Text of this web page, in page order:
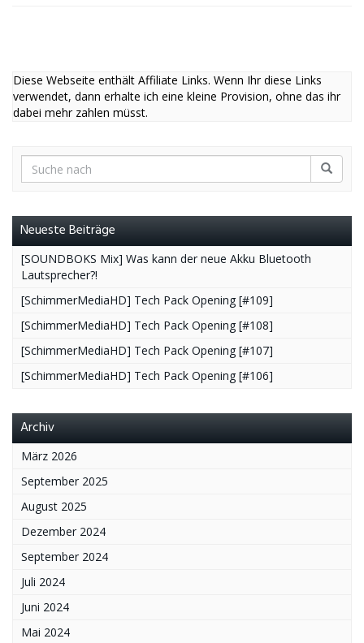
Diese Webseite enthält Affiliate Links. Wenn Ihr diese Links
verwendet, dann erhalte ich eine kleine Provision, ohne das ihr
dabei mehr zahlen müsst.
Neueste Beiträge
[SOUNDBOKS Mix] Was kann der neue Akku Bluetooth
Lautsprecher?!
[SchimmerMediaHD] Tech Pack Opening [#109]
[SchimmerMediaHD] Tech Pack Opening [#108]
[SchimmerMediaHD] Tech Pack Opening [#107]
[SchimmerMediaHD] Tech Pack Opening [#106]
Archiv
März 2026
September 2025
August 2025
Dezember 2024
September 2024
Juli 2024
Juni 2024
Mai 2024